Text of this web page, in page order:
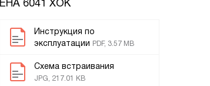
EHA 6041 XOK
Инструкция по
эксплуатации PDF, 3.57 MB
Схема встраивания
JPG, 217.01 KB